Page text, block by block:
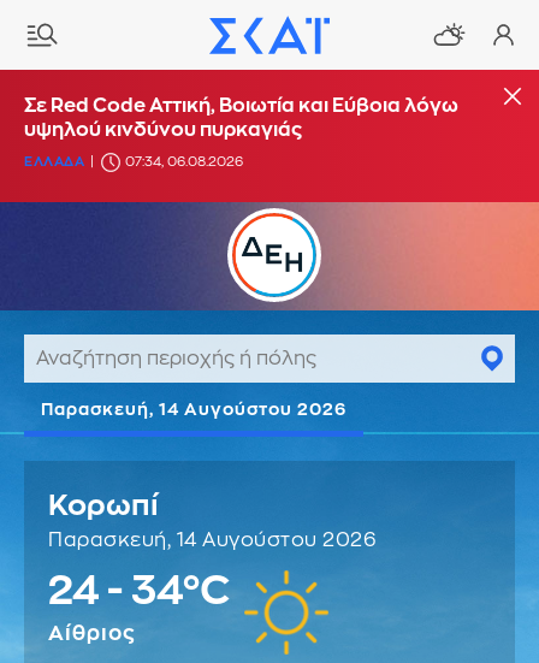
Σε Red Code Αττική, Βοιωτία και Εύβοια λόγω
υψηλού κινδύνου πυρκαγιάς
ΕΛΛΑΔΑ 07:34, 06.08.2026
Παρασκευή, 14 Αυγούστου 2026
Κορωπί
Παρασκευή, 14 Αυγούστου 2026
24 - 34°C
Αίθριος